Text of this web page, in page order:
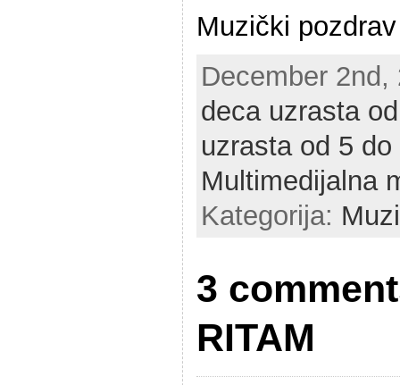
Muzički
December
deca uzrasta
uzrasta od 5
Multimedijalna
Kategorija:
3
RITAM